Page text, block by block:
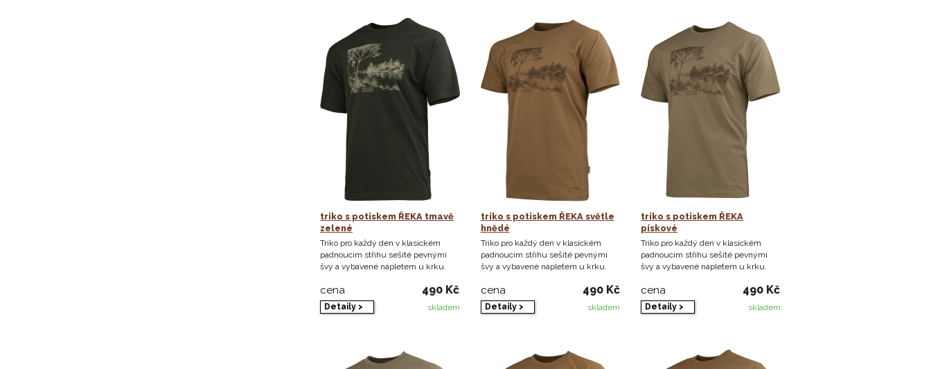
triko s potiskem ŘEKA tmavě
zelené
Triko pro každý den v klasickém
padnoucím střihu sešité pevnými
švy a vybavené nápletem u krku.
cena 490 Kč
Detaily > skladem
triko s potiskem ŘEKA světle
hnědé
Triko pro každý den v klasickém
padnoucím střihu sešité pevnými
švy a vybavené nápletem u krku.
cena 490 Kč
Detaily > skladem
triko s potiskem ŘEKA
pískové
Triko pro každý den v klasickém
padnoucím střihu sešité pevnými
švy a vybavené nápletem u krku.
cena 490 Kč
Detaily > skladem